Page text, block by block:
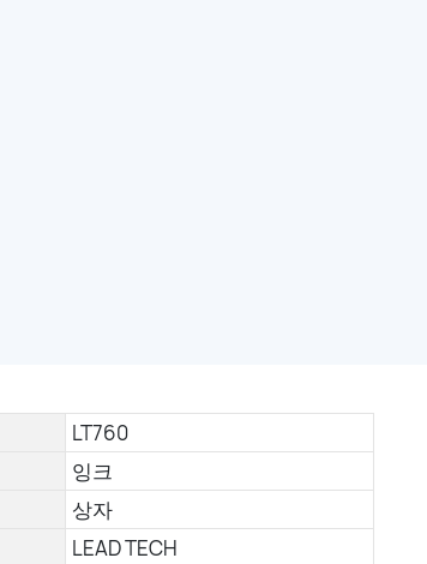
LT760
잉크
상자
LEAD TECH